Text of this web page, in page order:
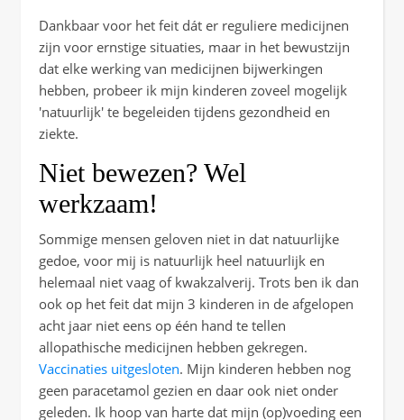
Dankbaar voor het feit dát er reguliere medicijnen
zijn voor ernstige situaties, maar in het bewustzijn
dat elke werking van medicijnen bijwerkingen
hebben, probeer ik mijn kinderen zoveel mogelijk
'natuurlijk' te begeleiden tijdens gezondheid en
ziekte.
Niet bewezen? Wel
werkzaam!
Sommige mensen geloven niet in dat natuurlijke
gedoe, voor mij is natuurlijk heel natuurlijk en
helemaal niet vaag of kwakzalverij. Trots ben ik dan
ook op het feit dat mijn 3 kinderen in de afgelopen
acht jaar niet eens op één hand te tellen
allopathische medicijnen hebben gekregen.
Vaccinaties uitgesloten. Mijn kinderen hebben nog
geen paracetamol gezien en daar ook niet onder
geleden. Ik hoop van harte dat mijn (op)voeding een